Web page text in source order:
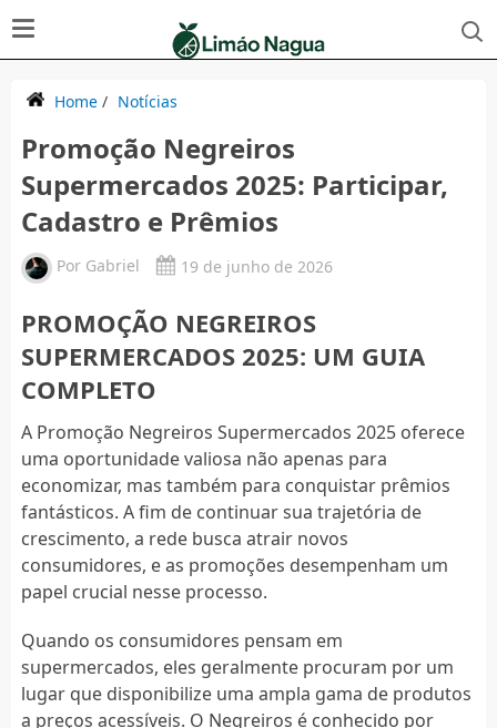
Home/ Notícias
Promoção Negreiros
Supermercados 2025: Participar,
Cadastro e Prêmios
Por Gabriel 19 de junho de 2026
PROMOÇÃO NEGREIROS
SUPERMERCADOS 2025: UM GUIA
COMPLETO
A Promoção Negreiros Supermercados 2025 oferece
uma oportunidade valiosa não apenas para
economizar, mas também para conquistar prêmios
fantásticos. A fim de continuar sua trajetória de
crescimento, a rede busca atrair novos
consumidores, e as promoções desempenham um
papel crucial nesse processo.
Quando os consumidores pensam em
supermercados, eles geralmente procuram por um
lugar que disponibilize uma ampla gama de produtos
a preços acessíveis. O Negreiros é conhecido por